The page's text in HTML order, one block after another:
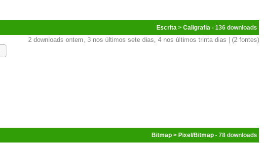
Escrita > Caligrafia - 136
2 downloads ontem, 3 nos últimos sete dias, 4 nos últimos trinta dias | (2 fontes)
Bitmap > Pixel/Bitmap - 78